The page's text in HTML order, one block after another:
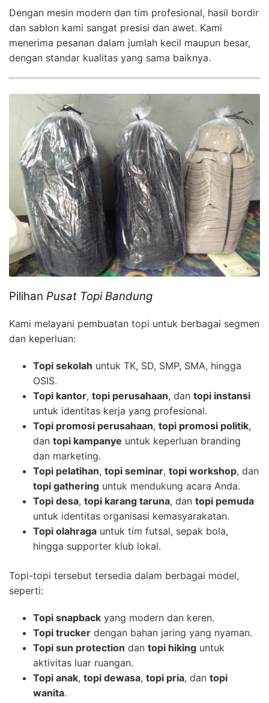
Dengan mesin modern dan tim profesional, hasil bordir
dan sablon kami sangat presisi dan awet. Kami
menerima pesanan dalam jumlah kecil maupun besar,
dengan standar kualitas yang sama baiknya.
Pilihan Pusat Topi Bandung
Kami melayani pembuatan topi untuk berbagai segmen
dan keperluan:
Topi sekolah untuk TK, SD, SMP, SMA, hingga
OSIS.
Topi kantor, topi perusahaan, dan topi instansi
untuk identitas kerja yang profesional.
Topi promosi perusahaan, topi promosi politik,
dan topi kampanye untuk keperluan branding
dan marketing.
Topi pelatihan, topi seminar, topi workshop, dan
topi gathering untuk mendukung acara Anda.
Topi desa, topi karang taruna, dan topi pemuda
untuk identitas organisasi kemasyarakatan.
Topi olahraga untuk tim futsal, sepak bola,
hingga supporter klub lokal.
Topi-topi tersebut tersedia dalam berbagai model,
seperti:
Topi snapback yang modern dan keren.
Topi trucker dengan bahan jaring yang nyaman.
Topi sun protection dan topi hiking untuk
aktivitas luar ruangan.
Topi anak, topi dewasa, topi pria, dan topi
wanita.